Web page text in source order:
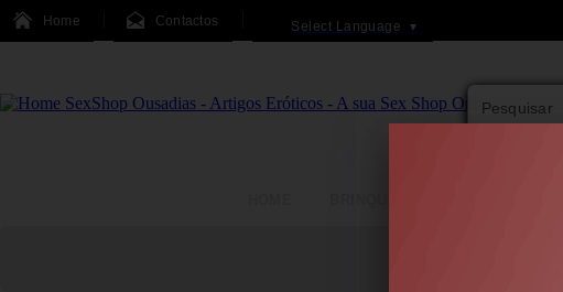
Home Contactos Select Language ▼